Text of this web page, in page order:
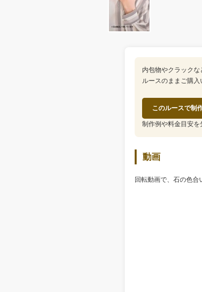
内包物やクラックな
ルースのままご購
このルースで制
制作例や料金目安を
動画
回転動画で、石の色合